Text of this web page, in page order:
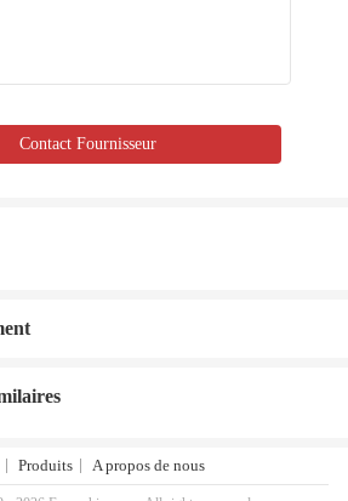
Contact Fournisseur
Produits A propos de nous